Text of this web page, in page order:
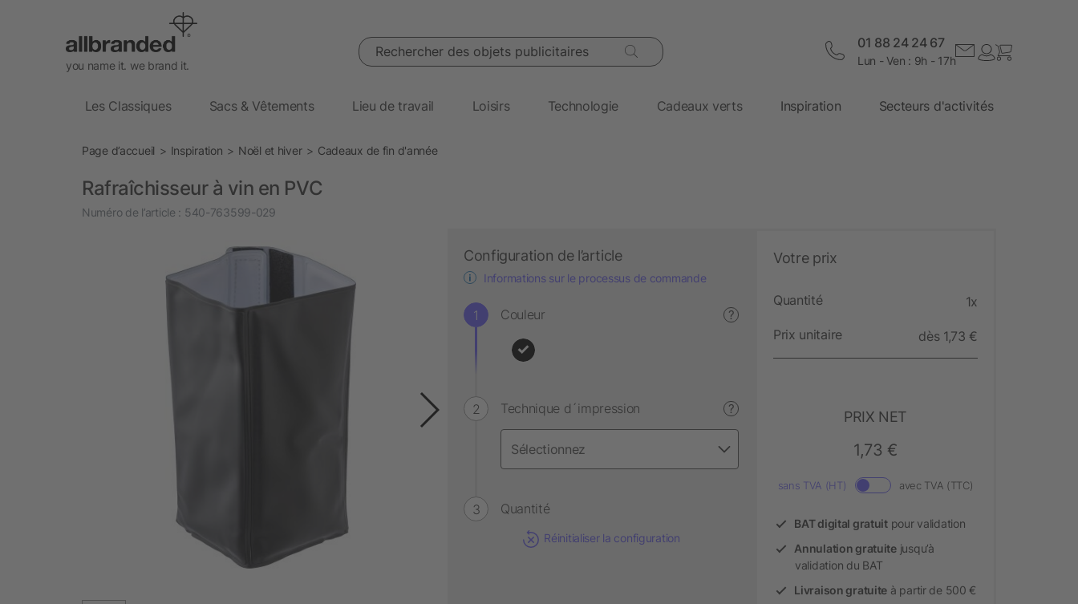
you name it. we brand it.
Rechercher des objets publicitaires 01 88 24 24 67
Lun - Ven : 9h - 17h
Les Classiques Sacs & Vêtements Lieu de travail Loisirs Technologie Cadeaux verts Inspiration Secteurs d'activités
Page d’accueil Inspiration Noël et hiver Cadeaux de fin d'année
Rafraîchisseur à vin en PVC
Numéro de l’article : 540-763599-029
Configuration de l’article
Informations sur le processus de commande
Couleur ?
Technique d´impression ?
Quantité
Réinitialiser la configuration
Votre prix
Quantité 1x
Prix unitaire dès 1,73 €
PRIX NET
1,73 €
sans TVA (HT) avec TVA (TTC)
BAT digital gratuitpour validation
Annulation gratuitejusqu’à
validation du BAT
Livraison gratuite à partir de 500 €